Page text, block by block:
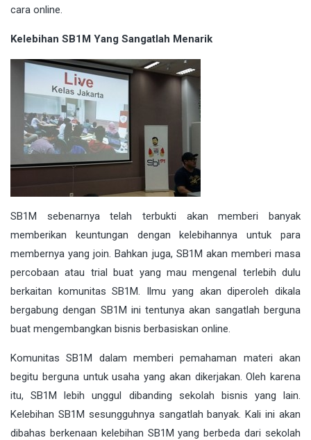
cara online.
Kelebihan SB1M Yang Sangatlah Menarik
SB1M sebenarnya telah terbukti akan memberi banyak
memberikan keuntungan dengan kelebihannya untuk para
membernya yang join. Bahkan juga, SB1M akan memberi masa
percobaan atau trial buat yang mau mengenal terlebih dulu
berkaitan komunitas SB1M. Ilmu yang akan diperoleh dikala
bergabung dengan SB1M ini tentunya akan sangatlah berguna
buat mengembangkan bisnis berbasiskan online.
Komunitas SB1M dalam memberi pemahaman materi akan
begitu berguna untuk usaha yang akan dikerjakan. Oleh karena
itu, SB1M lebih unggul dibanding sekolah bisnis yang lain.
Kelebihan SB1M sesungguhnya sangatlah banyak. Kali ini akan
dibahas berkenaan kelebihan SB1M yang berbeda dari sekolah